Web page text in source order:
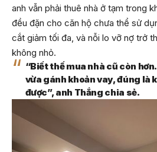
anh vẫn phải thuê nhà ở tạm trong
đều đặn cho căn hộ chưa thể sử
cắt giảm tối đa, và nỗi lo vỡ nợ trở
không nhỏ.
“Biết thế mua nhà cũ còn
vừa gánh khoản vay, đúng là
được”, anh Thắng chia sẻ.